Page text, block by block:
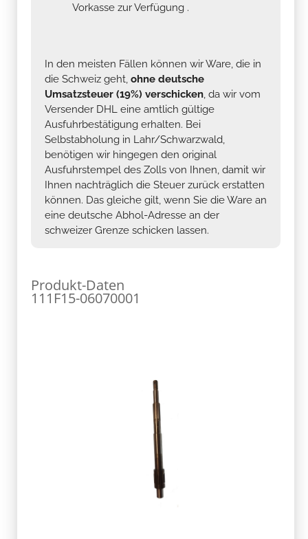
Vorkasse zur Verfügung .
In den meisten Fällen können wir Ware, die in
die Schweiz geht, ohne deutsche
Umsatzsteuer (19%) verschicken, da wir vom
Versender DHL eine amtlich gültige
Ausfuhrbestätigung erhalten. Bei
Selbstabholung in Lahr/Schwarzwald,
benötigen wir hingegen den original
Ausfuhrstempel des Zolls von Ihnen, damit wir
Ihnen nachträglich die Steuer zurück erstatten
können. Das gleiche gilt, wenn Sie die Ware an
eine deutsche Abhol-Adresse an der
schweizer Grenze schicken lassen.
Produkt-Daten
111F15-06070001